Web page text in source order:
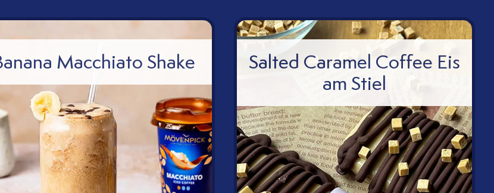
Macchiato Shake
Salted Caramel Coffee Eis
am Stiel